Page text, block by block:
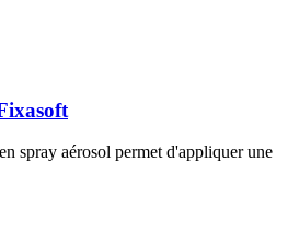
spray aérosol permet d'appliquer une